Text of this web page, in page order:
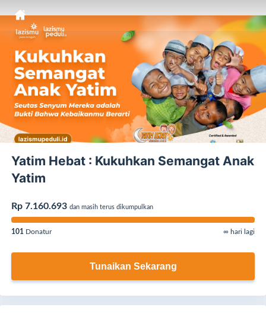
Yatim Hebat : Kukuhkan Semangat Anak
Yatim
Rp 7.160.693 dan masih terus dikumpulkan
101 Donatur ∞ hari lagi
Tunaikan Sekarang